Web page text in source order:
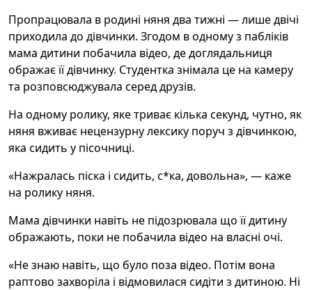
Пропрацювала в родині няня два тижні — лише двічі
приходила до дівчинки. Згодом в одному з пабліків
мама дитини побачила відео, де доглядальниця
ображає її дівчинку. Студентка знімала це на камеру
та розповсюджувала серед друзів.
На одному ролику, яке триває кілька секунд, чутно, як
няня вживає нецензурну лексику поруч з дівчинкою,
яка сидить у пісочниці.
«Нажралась піска і сидить, с*ка, довольна», — каже
на ролику няня.
Мама дівчинки навіть не підозрювала що її дитину
ображають, поки не побачила відео на власні очі.
«Не знаю навіть, що було поза відео. Потім вона
раптово захворіла і відмовилася сидіти з дитиною. Ні